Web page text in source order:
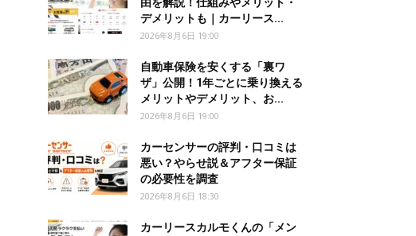
由を解説！仕組みやメリット・
デメリットも｜カーリース...
2026年8月6日 19:00
自動車保険を安くする「裏ワ
ザ」公開！1年ごとに乗り換える
メリットやデメリット、お...
2026年8月6日 19:00
カーセンサーの評判・口コミは
悪い？やらせ説＆アフター保証
の必要性を調査
2026年8月6日 18:30
カーリースカルモくんの「メン